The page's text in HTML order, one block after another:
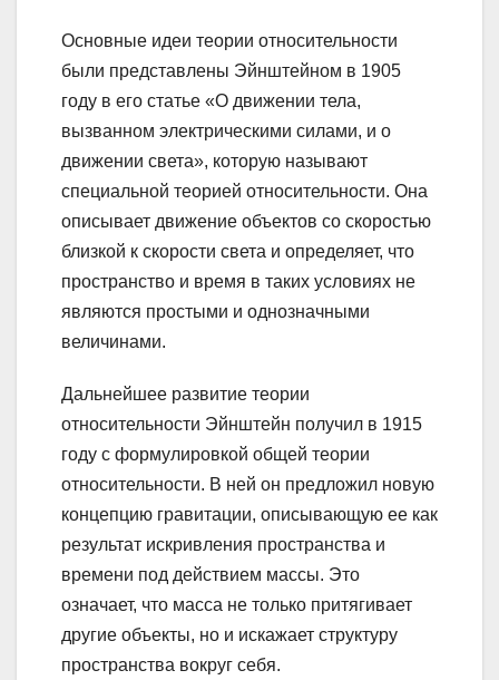
Основные идеи теории относительности
были представлены Эйнштейном в 1905
году в его статье «О движении тела,
вызванном электрическими силами, и о
движении света», которую называют
специальной теорией относительности. Она
описывает движение объектов со скоростью
близкой к скорости света и определяет, что
пространство и время в таких условиях не
являются простыми и однозначными
величинами.
Дальнейшее развитие теории
относительности Эйнштейн получил в 1915
году с формулировкой общей теории
относительности. В ней он предложил новую
концепцию гравитации, описывающую ее как
результат искривления пространства и
времени под действием массы. Это
означает, что масса не только притягивает
другие объекты, но и искажает структуру
пространства вокруг себя.